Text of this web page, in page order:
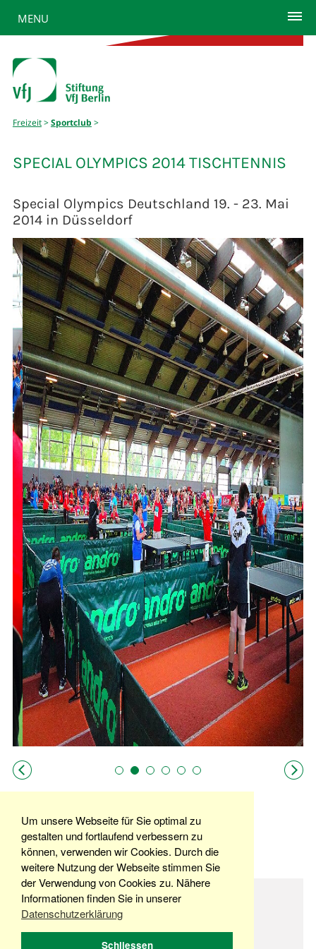
Um unsere Webseite für Sie optimal zu
gestalten und fortlaufend verbessern zu
können, verwenden wir Cookies. Durch die
weitere Nutzung der Webseite stimmen Sie
der Verwendung von Cookies zu. Nähere
Informationen finden Sie in unserer
Datenschutzerklärung
Schliessen
MENU
Freizeit>Sportclub >
SPECIAL OLYMPICS 2014 TISCHTENNIS
Special Olympics Deutschland 19. - 23. Mai
2014 in Düsseldorf
zurück
© Copyright 2026 Stiftung VfJ Berlin